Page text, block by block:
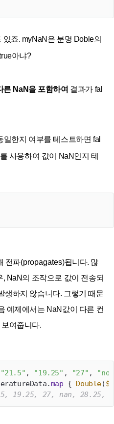
죠. myNaN은 분명 Doble의
아냐?
른 NaN을 포함하여 결과가 fal
한지 여부를 테스트하면 fal
사용하여 값이 NaN인지 테
전파(propagates)됩니다. 많
NaN의 조작으로 값이 전송되
생하지 않습니다. 그렇기 때문
예제에서는 NaN값이 다른 컨
여줍니다.
"21.5" , "19.25" , "27" , "no
map { Double($
19.25, 27, nan, 28.25,